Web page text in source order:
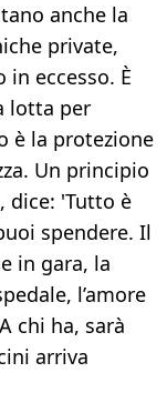
anche la
private,
in eccesso. È
lotta per
è la protezione
Un principio
dice: 'Tutto è
spendere. Il
in gara, la
l’amore
chi ha, sarà
arriva